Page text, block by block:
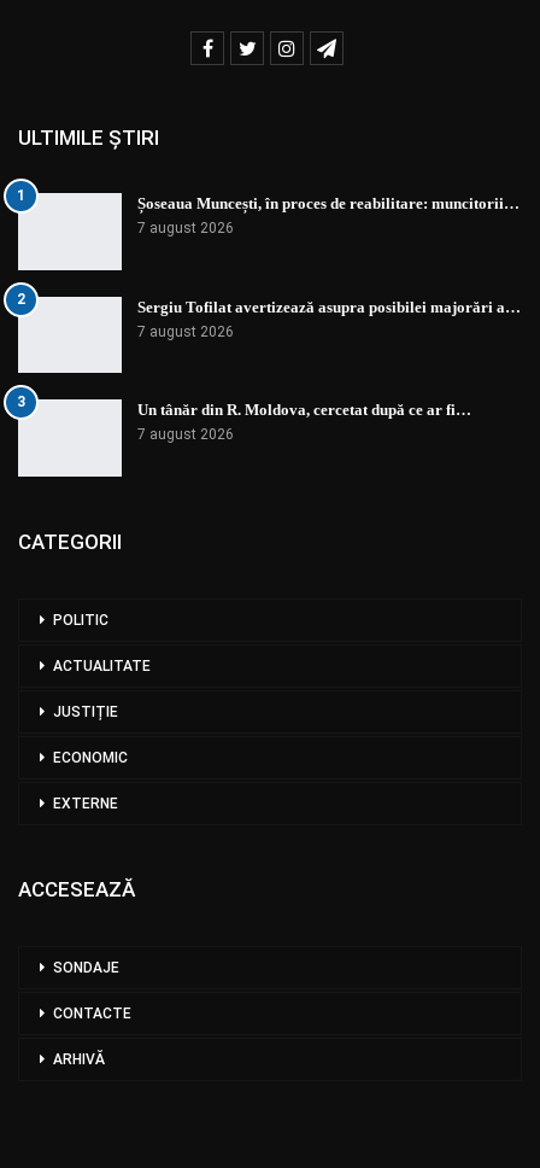
ULTIMILE ȘTIRI
1 Șoseaua Muncești, în proces de reabilitare: muncitorii…
7 august 2026
2 Sergiu Tofilat avertizează asupra posibilei majorări a…
7 august 2026
3 Un tânăr din R. Moldova, cercetat după ce ar fi…
7 august 2026
CATEGORII
POLITIC
ACTUALITATE
JUSTIȚIE
ECONOMIC
EXTERNE
ACCESEAZĂ
SONDAJE
CONTACTE
ARHIVĂ